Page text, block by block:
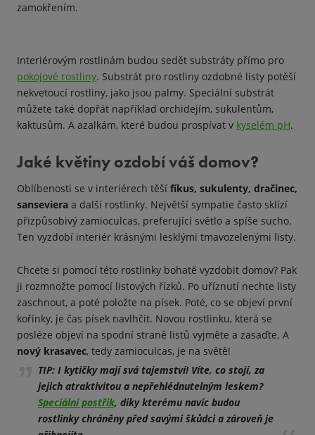
zamokřením.
Interiérovým rostlinám budou sedět substráty přímo pro
pokojové rostliny. Substrát pro rostliny ozdobné listy potěší
nekvetoucí rostliny, jako jsou palmy. Speciální substrát
můžete také dopřát například orchidejím, sukulentům,
kaktusům. A azalkám, které budou prospívat v kyselém pH.
Jaké květiny ozdobí váš domov?
Oblíbenosti se v interiérech těší fíkus, sukulenty, dračinec,
sanseviera a další rostlinky. Největší sympatie často sklízí
přizpůsobivý zamioculcas, preferující světlo a spíše sucho.
Ten vyzdobí interiér krásnými lesklými tmavozelenými listy.
Chcete si pomocí této rostlinky bohatě vyzdobit domov? Pak
ji rozmnožte pomocí listových řízků. Po uříznutí nechte listy
zaschnout, a poté položte na písek. Poté, co se objeví první
kořínky, je čas písek navlhčit. Novou rostlinku, která se
posléze objeví na spodní straně listů vyjměte a zasaďte. A
nový krasavec, tedy zamioculcas, je na světě!
TIP: I kytičky mají svá tajemství! Víte, co stojí, za
jejich atraktivitou a nepřehlédnutelným leskem?
Speciální postřik, díky kterému navíc budou
rostlinky chráněny před savými škůdci a zároveň je